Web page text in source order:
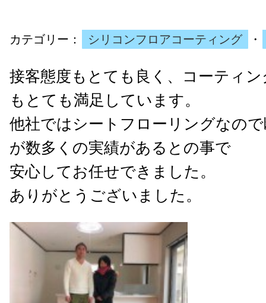
カテゴリー： シリコンフロアコーティング ・
接客態度もとても良く、コーティ
もとても満足しています。
他社ではシートフローリングなの
が数多くの実績があるとの事で
安心してお任せできました。
ありがとうございました。